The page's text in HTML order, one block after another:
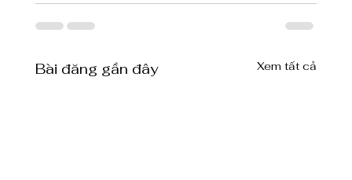
Bài đăng gần đây Xem tất cả